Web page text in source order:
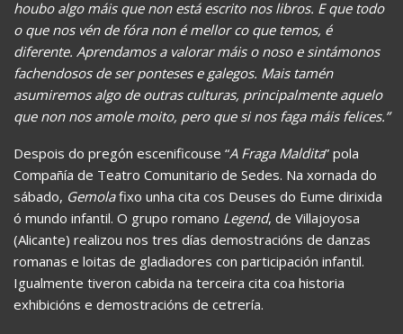
houbo algo máis que non está escrito nos libros. E que todo
o que nos vén de fóra non é mellor co que temos, é
diferente. Aprendamos a valorar máis o noso e sintámonos
fachendosos de ser ponteses e galegos. Mais tamén
asumiremos algo de outras culturas, principalmente aquelo
que non nos amole moito, pero que si nos faga máis felices.”
Despois do pregón escenificouse “A Fraga Maldita” pola
Compañía de Teatro Comunitario de Sedes. Na xornada do
sábado, Gemolafixo unha cita cos Deuses do Eume dirixida
ó mundo infantil. O grupo romano Legend, de Villajoyosa
(Alicante) realizou nos tres días demostracións de danzas
romanas e loitas de gladiadores con participación infantil.
Igualmente tiveron cabida na terceira cita coa historia
exhibicións e demostracións de cetrería.